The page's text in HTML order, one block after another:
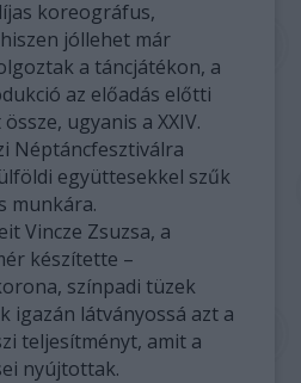
koreográfus,
jóllehet már
a táncjátékon, a
az előadás előtti
ugyanis a XXIV.
Néptáncfesztiválra
együttesekkel szűk
munkára.
Vincze Zsuzsa, a
készítette –
színpadi tüzek
igazán látványossá azt a
teljesítményt, amit a
nyújtottak.